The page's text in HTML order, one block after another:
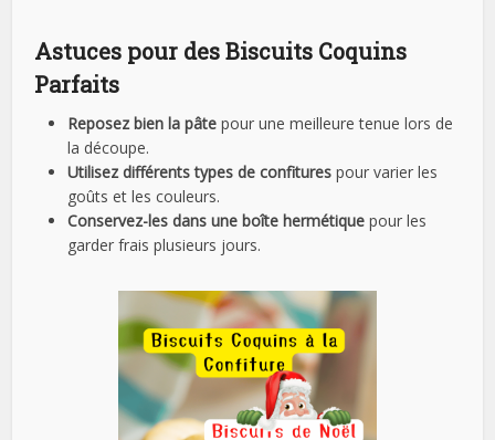
Astuces pour des Biscuits Coquins
Parfaits
Reposez bien la pâte pour une meilleure tenue lors de
la découpe.
Utilisez différents types de confitures pour varier les
goûts et les couleurs.
Conservez-les dans une boîte hermétique pour les
garder frais plusieurs jours.